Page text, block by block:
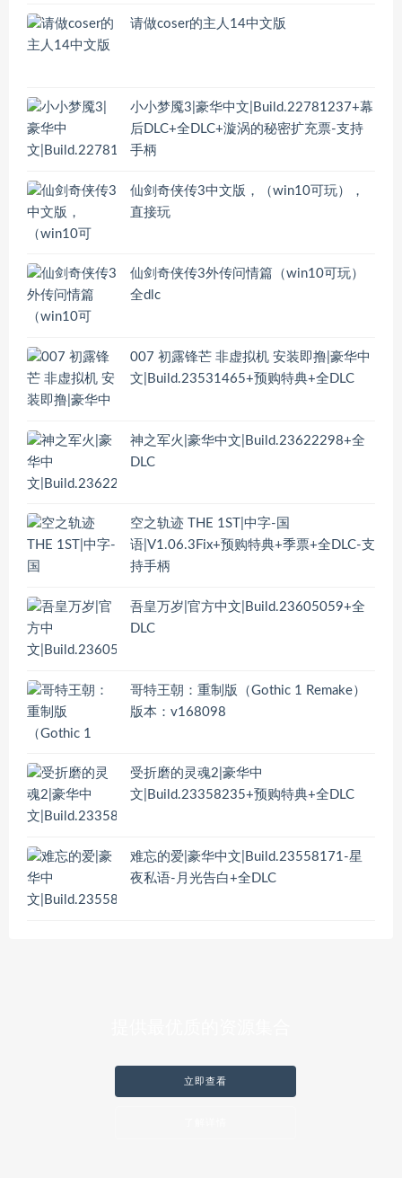
请做coser的主人14中文版
小小梦魇3|豪华中文|Build.22781237+幕
后DLC+全DLC+漩涡的秘密扩充票-支持
手柄
仙剑奇侠传3中文版，（win10可玩），
直接玩
仙剑奇侠传3外传问情篇（win10可玩）
全dlc
007 初露锋芒 非虚拟机 安装即撸|豪华中
文|Build.23531465+预购特典+全DLC
神之军火|豪华中文|Build.23622298+全
DLC
空之轨迹 THE 1ST|中字-国
语|V1.06.3Fix+预购特典+季票+全DLC-支
持手柄
吾皇万岁|官方中文|Build.23605059+全
DLC
哥特王朝：重制版（Gothic 1 Remake）
版本：v168098
受折磨的灵魂2|豪华中
文|Build.23358235+预购特典+全DLC
难忘的爱|豪华中文|Build.23558171-星
夜私语-月光告白+全DLC
立即查看